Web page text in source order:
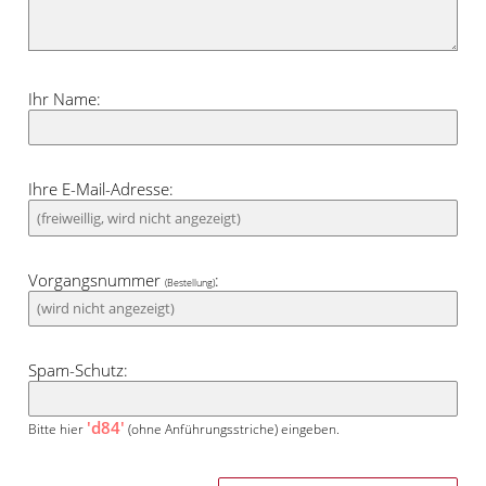
sich der Behang offen, vor allem mit
Ihr Name:
Ihre E-Mail-Adresse:
Vorgangsnummer(Bestellung):
Spam-Schutz:
Bitte hier 'd84' (ohne Anführungsstriche) eingeben.